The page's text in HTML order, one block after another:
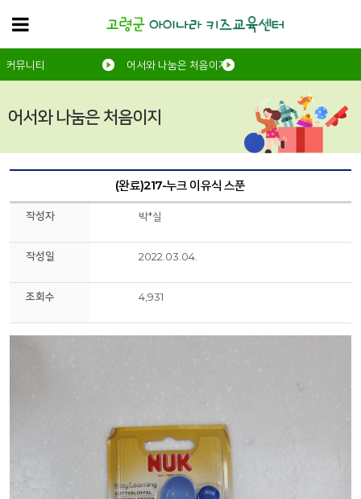
어서와 나눔은 처음이지
커뮤니티 어서와 나눔은 처음이지
(완료)217-누크 이유식 스푼
작성자 박*실
작성일 2022.03.04.
조회수 4,931